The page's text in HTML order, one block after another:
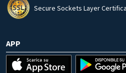
Secure Sockets Layer
APP